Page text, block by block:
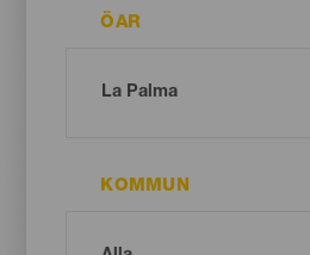
ÖAR
KOMMUN